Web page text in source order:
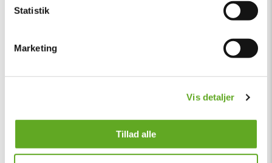
Statistik
Marketing
Vis detaljer
Tillad alle